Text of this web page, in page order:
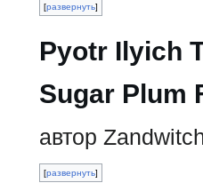
развернуть
Pyotr Ilyich
Sugar Plum
автор
развернуть